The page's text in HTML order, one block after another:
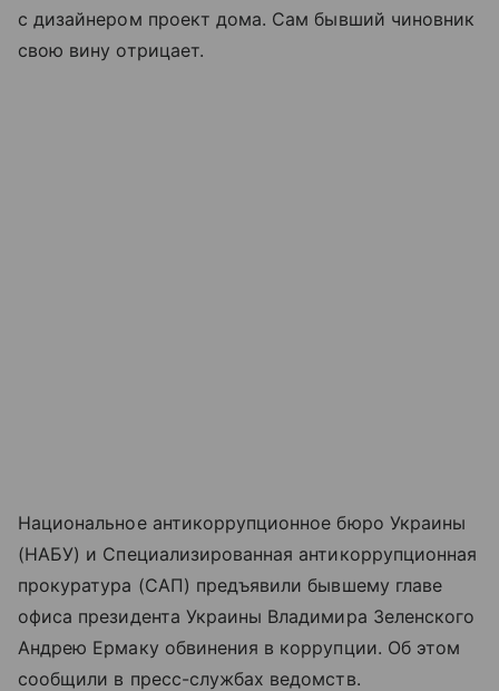
с дизайнером проект дома. Сам бывший чиновник
свою вину отрицает.
Национальное антикоррупционное бюро Украины
(НАБУ) и Специализированная антикоррупционная
прокуратура (САП) предъявили бывшему главе
офиса президента Украины Владимира Зеленского
Андрею Ермаку обвинения в коррупции. Об этом
сообщили в пресс-службах ведомств.